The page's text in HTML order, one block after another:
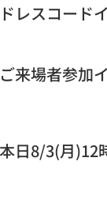
レスコード
来場者参
日8/3(月